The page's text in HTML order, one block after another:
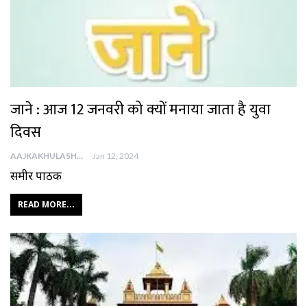
जाने : आज 12 जनवरी को क्यों मनाया जाता है युवा
दिवस
AAJKAKHULASHA Jan 12, 2024
समीर पाठक
READ MORE...